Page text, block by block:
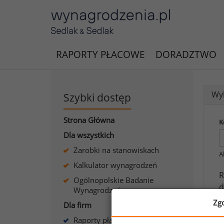
RAPORTY PŁACOWE DORADZTWO
Szybki dostęp
Strona Główna
Dla wszystkich
Zarobki na stanowiskach
Kalkulator wynagrodzeń
Ogólnopolskie Badanie
Wynagrodzeń
Dla firm
Raporty płacowe dla firm